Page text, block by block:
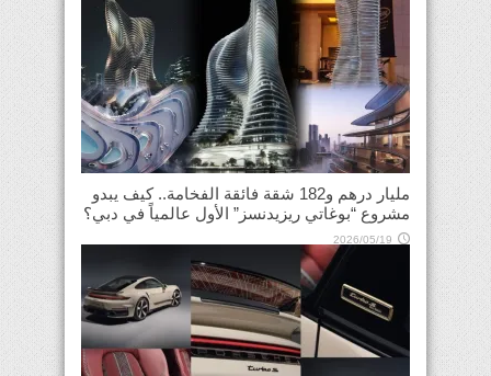
مليار درهم و182 شقة فائقة الفخامة.. كيف يبدو
مشروع “بوغاتي ريزيدنسز” الأول عالمياً في دبي؟
2026/05/19